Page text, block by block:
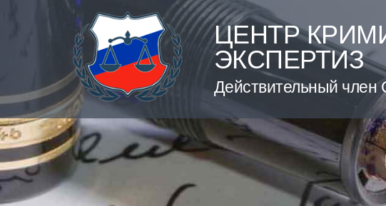
ЦЕНТР
ЭКСПЕРТИЗ
Действительный член